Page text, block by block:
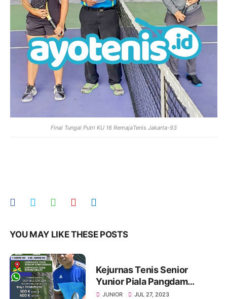
Final Tungal Putri KU 16 RemajaTenis Jakarta-93
YOU MAY LIKE THESE POSTS
Kejurnas Tenis Senior
Yunior Piala Pangdam
V/Brawijaya
JUNIOR JUL 27, 2023